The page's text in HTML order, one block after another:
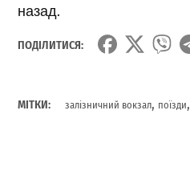
назад.
ПОДІЛИТИСЯ:
МІТКИ: залізничний вокзал, поїзди,